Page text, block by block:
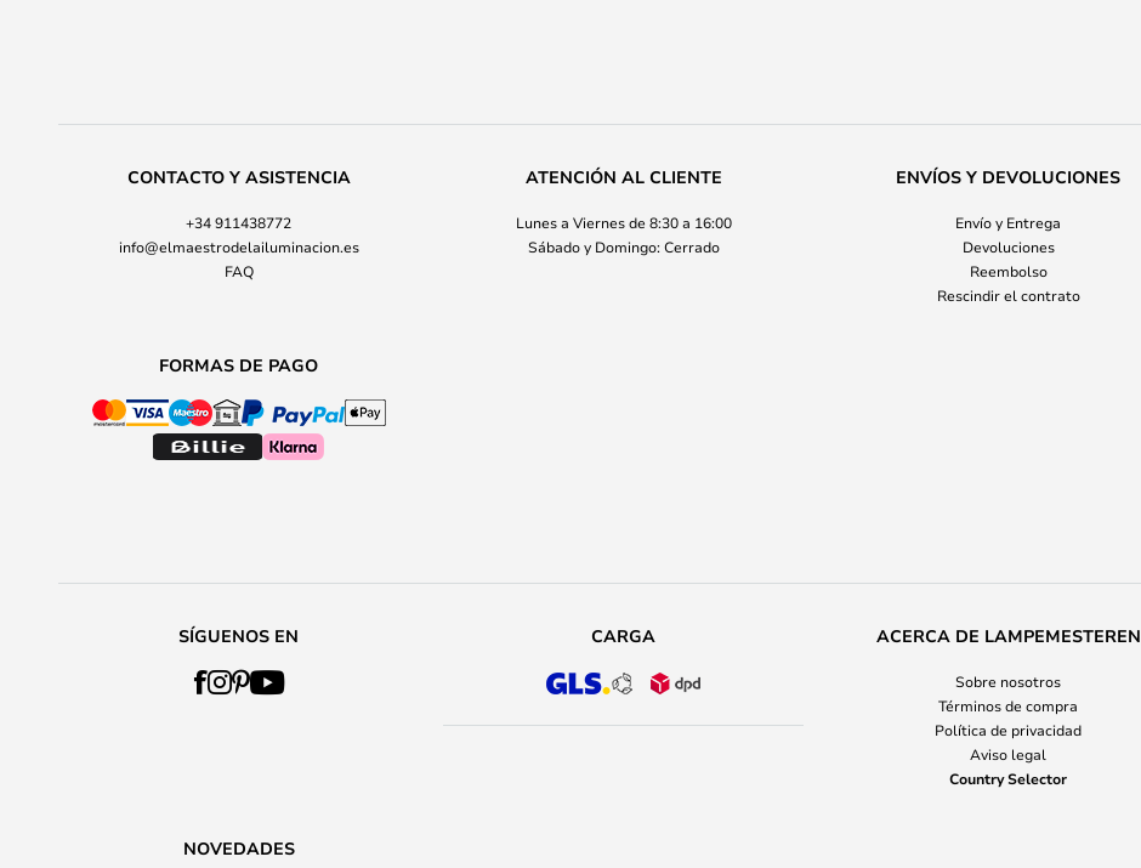
CONTACTO Y ASISTENCIA
+34 911438772
info@elmaestrodelailuminacion.es
FAQ
ATENCIÓN AL CLIENTE
Lunes a Viernes de 8:30 a 16:00
Sábado y Domingo: Cerrado
ENVÍOS Y DEVOLUCIONES
Envío y Entrega
Devoluciones
Reembolso
Rescindir el contrato
FORMAS DE PAGO
SÍGUENOS EN CARGA ACERCA DE LAMPEMESTEREN
Sobre nosotros
Términos de compra
Política de privacidad
Aviso legal
Country Selector
NOVEDADES